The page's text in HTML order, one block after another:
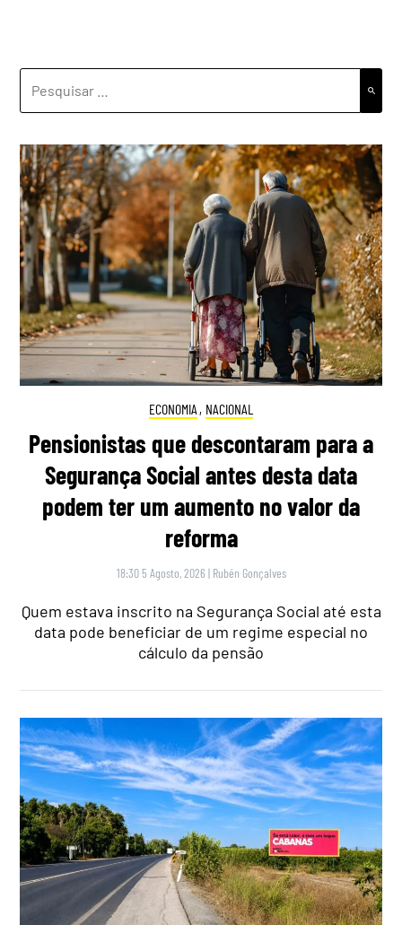
ECONOMIA , NACIONAL
Pensionistas que descontaram para a
Segurança Social antes desta data
podem ter um aumento no valor da
reforma
18:30 5 Agosto, 2026 | Rubén Gonçalves
Quem estava inscrito na Segurança Social até esta
data pode beneficiar de um regime especial no
cálculo da pensão